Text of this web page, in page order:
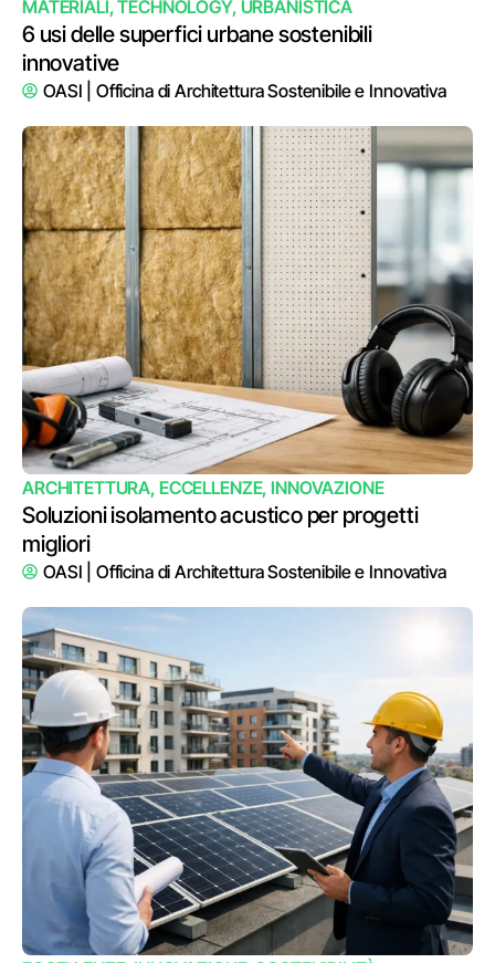
MATERIALI,TECHNOLOGY, URBANISTICA
6 usi delle superfici urbane sostenibili
innovative
OASI | Officina di Architettura Sostenibile e Innovativa
ARCHITETTURA, ECCELLENZE,INNOVAZIONE
Soluzioni isolamento acustico per progetti
migliori
OASI | Officina di Architettura Sostenibile e Innovativa